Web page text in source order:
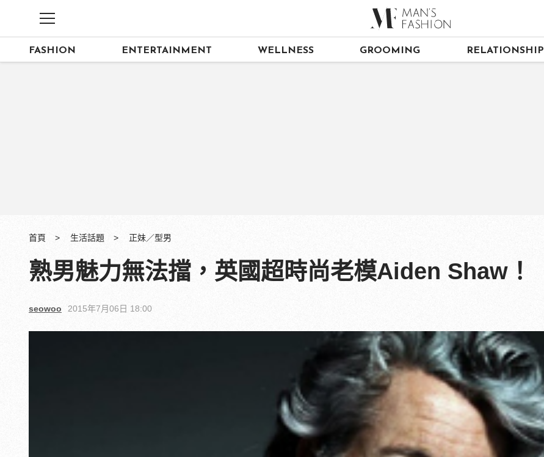
FASHION ENTERTAINMENT WELLNESS GROOMING RELATIONSHIP
首頁 生活話題 正妹／型男
熟男魅力無法擋，英國超時尚老模Aiden Shaw！
seowoo 2015年7月06日 18:00